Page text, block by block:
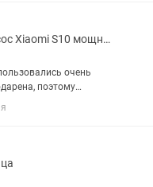
и без...
Робот пылесос Xiaomi S10 мощная, многофунк-ная модель 4000 Па, лазерная.
очень
поэтому
отличное.
навигация, двойное